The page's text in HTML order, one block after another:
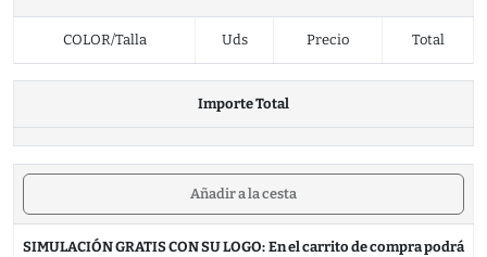
COLOR/Talla Uds Precio Total
Importe Total
Añadir a la cesta
SIMULACIÓN GRATIS CON SU LOGO: En el carrito de compra podrá